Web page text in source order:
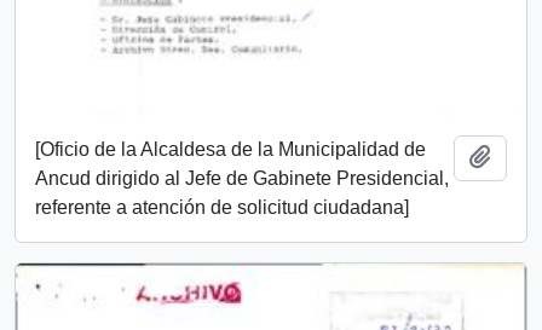
[Oficio de la Alcaldesa de la Municipalidad de
Ancud dirigido al Jefe de Gabinete Presidencial,
referente a atención de solicitud ciudadana]